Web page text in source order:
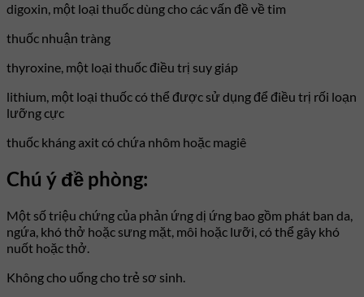
digoxin, một loại thuốc dùng cho các vấn đề về tim
thuốc nhuận tràng
thyroxine, một loại thuốc điều trị suy giáp
lithium, một loại thuốc có thể được sử dụng để điều trị rối loạn
lưỡng cực
thuốc kháng axit có chứa nhôm hoặc magiê
Chú ý đề phòng:
Một số triệu chứng của phản ứng dị ứng bao gồm phát ban da,
ngứa, khó thở hoặc sưng mặt, môi hoặc lưỡi, có thể gây khó
nuốt hoặc thở.
Không cho uống cho trẻ sơ sinh.